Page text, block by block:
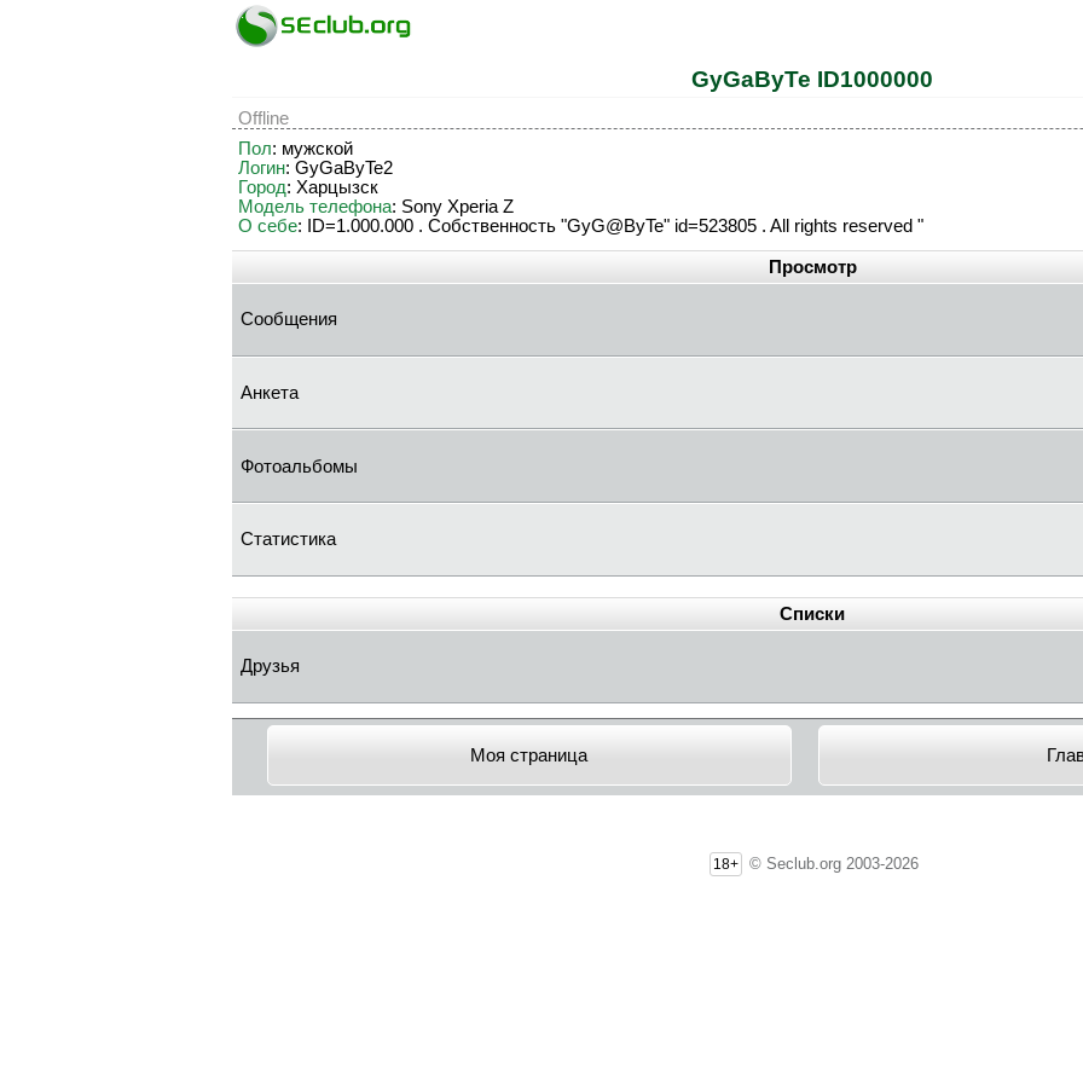
GyGaByTe ID1000000
Offline
Пол: мужской
Логин: GyGaByTe2
Город: Харцызск
Модель телефона: Sony Xperia Z
О себе: ID=1.000.000 . Собственность "GyG@ByTe" id=523805 . All rights reserved "
Просмотр
Сообщения
Анкета
Фотоальбомы
Статистика
Списки
Друзья
Моя страница
18+ © Seclub.org 2003-2026